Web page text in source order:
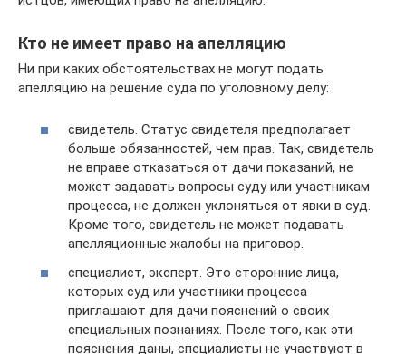
Кто не имеет право на апелляцию
Ни при каких обстоятельствах не могут подать
апелляцию на решение суда по уголовному делу:
свидетель. Статус свидетеля предполагает
больше обязанностей, чем прав. Так, свидетель
не вправе отказаться от дачи показаний, не
может задавать вопросы суду или участникам
процесса, не должен уклоняться от явки в суд.
Кроме того, свидетель не может подавать
апелляционные жалобы на приговор.
специалист, эксперт. Это сторонние лица,
которых суд или участники процесса
приглашают для дачи пояснений о своих
специальных познаниях. После того, как эти
пояснения даны, специалисты не участвуют в